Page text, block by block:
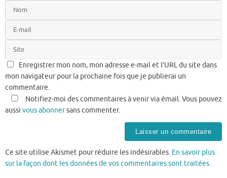
Enregistrer mon nom, mon adresse e-mail et l’URL du site dans
mon navigateur pour la prochaine fois que je publierai un
commentaire.
Notifiez-moi des commentaires à venir via émail. Vous pouvez
aussi vous abonnersans commenter.
Ce site utilise Akismet pour réduire les indésirables. En savoir plus
sur la façon dont les données de vos commentaires sont traitées.